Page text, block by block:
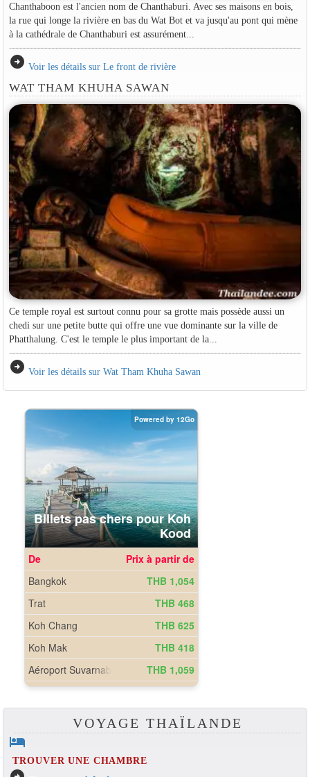
Chanthaboon est l'ancien nom de Chanthaburi. Avec ses maisons en bois,
la rue qui longe la rivière en bas du Wat Bot et va jusqu'au pont qui mène
à la cathédrale de Chanthaburi est assurément...
arrow_circle_right Voir les détails sur Le front de rivière
WAT THAM KHUHA SAWAN
Ce temple royal est surtout connu pour sa grotte mais possède aussi un
chedi sur une petite butte qui offre une vue dominante sur la ville de
Phatthalung. C'est le temple le plus important de la...
arrow_circle_right Voir les détails sur Wat Tham Khuha Sawan
VOYAGE THAÏLANDE
hotel
TROUVER UNE CHAMBRE